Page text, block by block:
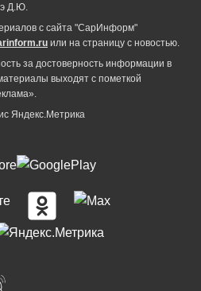
Д.Ю.
с сайта "СарИнформ"
или на страницу с новостью.
за достоверность информации в
выходят с пометкой
Яндекс.Метрика